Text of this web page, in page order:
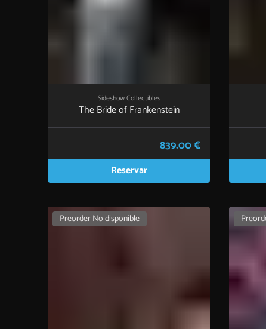
Sideshow Collectibles
The Bride of Frankenstein
839.00 €
Reservar
Preorder No disponible